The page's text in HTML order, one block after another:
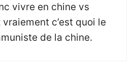
vivre en chine vs
c’est quoi le
de la chine.